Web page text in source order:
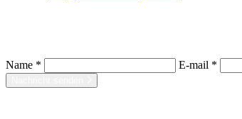
Name * E-mail *